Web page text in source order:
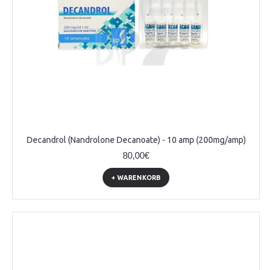
Decandrol (Nandrolone Decanoatе) - 10 amp (200mg/amp)
80,00€
+ WARENKORB